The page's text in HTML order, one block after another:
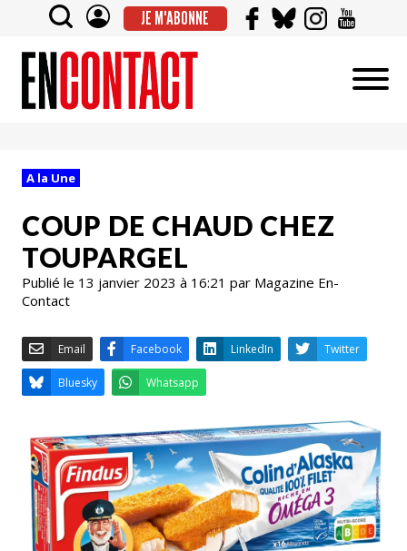
JE M'ABONNE
A la Une
COUP DE CHAUD CHEZ
TOUPARGEL
Publié le 13 janvier 2023 à 16:21 par Magazine En-
Contact
Email Facebook LinkedIn
Bluesky Whatsapp